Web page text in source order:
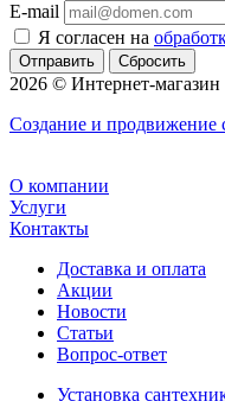
E-mail
Я согласен на
Сбросить
2026 © Интернет-магазин
Создание и продвижение
О компании
Услуги
Контакты
Доставка и оплата
Акции
Новости
Статьи
Вопрос-ответ
Установка